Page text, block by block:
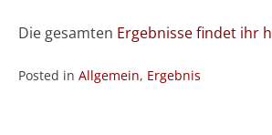
Die gesamten Ergebnisse findet ihr
Posted in Allgemein, Ergebnis